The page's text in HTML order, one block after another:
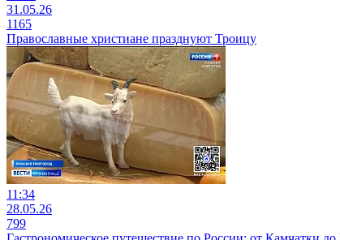
31.05.26
1165
Православные христиане празднуют Троицу
11:34
28.05.26
799